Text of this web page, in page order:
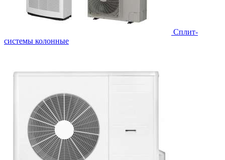
Cплит-
системы колонные